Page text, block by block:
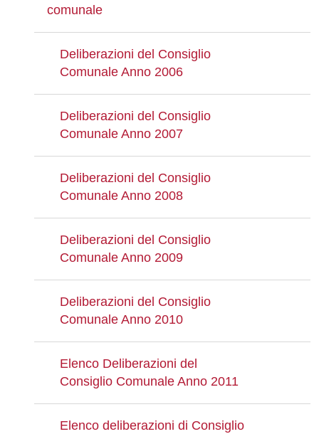
comunale
Deliberazioni del Consiglio
Comunale Anno 2006
Deliberazioni del Consiglio
Comunale Anno 2007
Deliberazioni del Consiglio
Comunale Anno 2008
Deliberazioni del Consiglio
Comunale Anno 2009
Deliberazioni del Consiglio
Comunale Anno 2010
Elenco Deliberazioni del
Consiglio Comunale Anno 2011
Elenco deliberazioni di Consiglio